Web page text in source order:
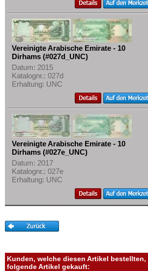
Mehr über...
Zahlungsbedingungen
Privatsphäre und Datenschutz
Widerrufsbelehrung
Liefer- und Versandkosten
Impressum
Vereinigte Arabische Emirate - 10
Dirhams (#027d_UNC)
Datum: 2015
Katalognr.: 027d
Erhaltung: UNC
Vereinigte Arabische Emirate - 10
Dirhams (#027e_UNC)
Datum: 2017
Katalognr.: 027e
Erhaltung: UNC
Kunden, welche diesen Artikel bestellten,
folgende Artikel gekauft: